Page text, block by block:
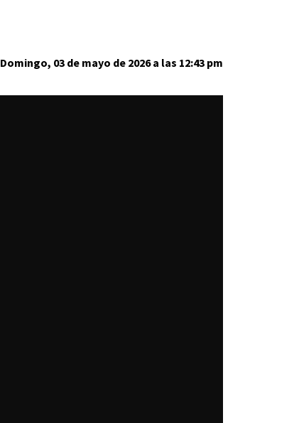
Domingo, 03 de mayo de 2026 a las 12:43 pm